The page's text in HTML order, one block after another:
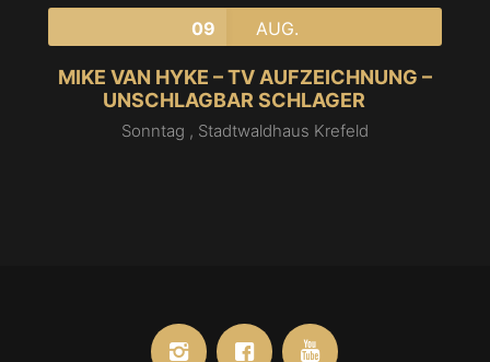
09 AUG.
MIKE VAN HYKE – TV AUFZEICHNUNG –
UNSCHLAGBAR SCHLAGER
Sonntag , Stadtwaldhaus Krefeld